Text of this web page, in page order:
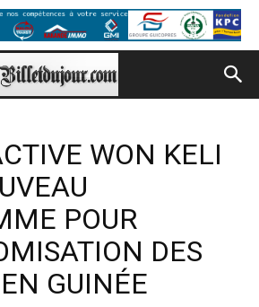
WON KELI
POUR
DES
GUINÉE